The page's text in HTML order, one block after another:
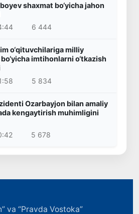
shaxmat bo‘yicha jahon
6 444
o‘qituvchilariga milliy
imtihonlarni o‘tkazish
5 834
Ozarbayjon bilan amaliy
kengaytirish muhimligini
5 678
va “Pravda Vostoka”